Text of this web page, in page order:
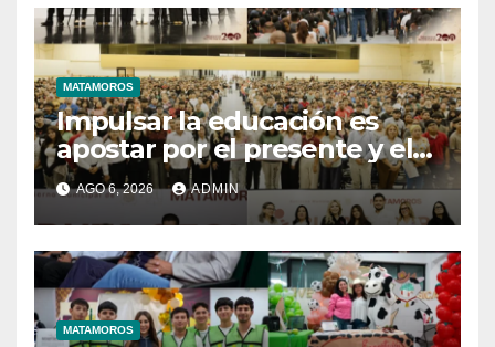
MATAMOROS
Impulsar la educación es
apostar por el presente y el
futuro de Matamoros
AGO 6, 2026 ADMIN
MATAMOROS